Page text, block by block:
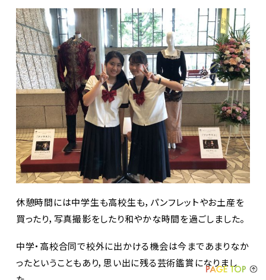
休憩時間には中学生も高校生も，パンフレットやお土産を
買ったり，写真撮影をしたり和やかな時間を過ごしました。
中学・高校合同で校外に出かける機会は今まであまりなか
ったということもあり，思い出に残る芸術鑑賞になりまし